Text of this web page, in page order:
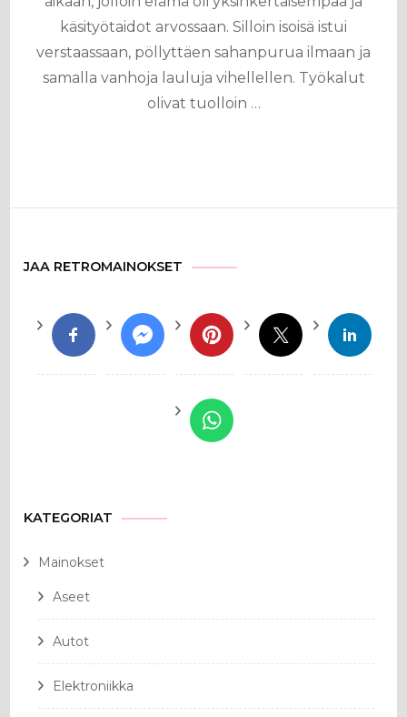
käsityötaidot arvossaan. Silloin isoisä istui
verstaassaan, pöllyttäen sahanpurua ilmaan ja
samalla vanhoja lauluja vihellellen. Työkalut
olivat tuolloin …
JAA RETROMAINOKSET
KATEGORIAT
Mainokset
Aseet
Autot
Elektroniikka